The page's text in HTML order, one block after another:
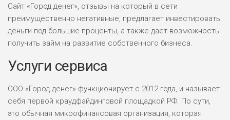
Сайт «Город денег», отзывы на который в сети
преимущественно негативные, предлагает инвестировать
деньги под большие проценты, а также дает возможность
получить займ на развитие собственного бизнеса.
Услуги сервиса
ООО «Город денег» функционирует с 2012 года, и называет
себя первой краудфайдинговой площадкой РФ. По сути,
это обычная микрофинансовая организация, которая